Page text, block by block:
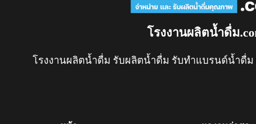
โรงงานผลิตน้ำดื่ม
โรงงานผลิตน้ำดื่ม รับผลิตน้ำดื่ม รับทำแบรนด์น้ำดื่